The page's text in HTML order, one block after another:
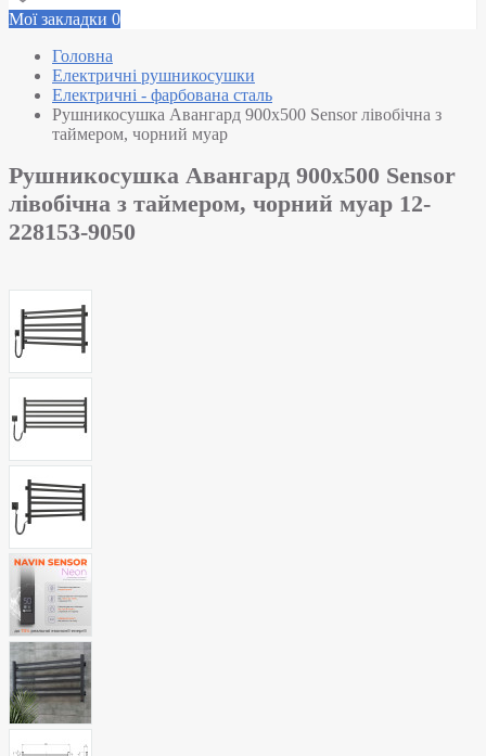
Мої закладки 0
Головна
Електричні рушникосушки
Електричні - фарбована сталь
Рушникосушка Авангард 900х500 Sensor лівобічна з
таймером, чорний муар
Рушникосушка Авангард 900х500 Sensor
лівобічна з таймером, чорний муар 12-
228153-9050